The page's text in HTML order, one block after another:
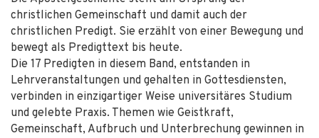
christlichen Gemeinschaft und damit auch der
christlichen Predigt. Sie erzählt von einer Bewegung und
bewegt als Predigttext bis heute.
Die 17 Predigten in diesem Band, entstanden in
Lehrveranstaltungen und gehalten in Gottesdiensten,
verbinden in einzigartiger Weise universitäres Studium
und gelebte Praxis. Themen wie Geistkraft,
Gemeinschaft, Aufbruch und Unterbrechung gewinnen in